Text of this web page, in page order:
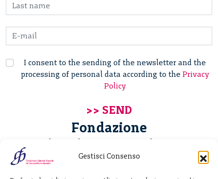
Gestisci Consenso
I consent to the sending of the newsletter and the
processing of personal data according to the Privacy
Policy
Fondazione
Giannino Bassetti ETS